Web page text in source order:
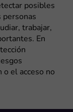
posibles
personas
trabajar,
En
o el acceso no